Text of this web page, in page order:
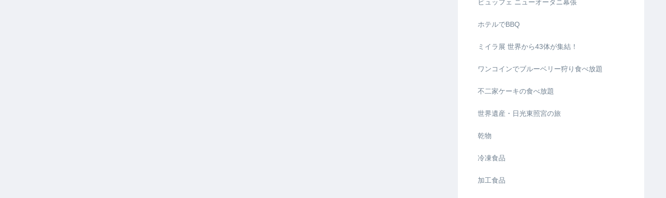
ビュッフェ ニューオータニ幕張
ホテルでBBQ
ミイラ展 世界から43体が集結！
ワンコインでブルーベリー狩り食べ放題
不二家ケーキの食べ放題
世界遺産・日光東照宮の旅
乾物
冷凍食品
加工食品